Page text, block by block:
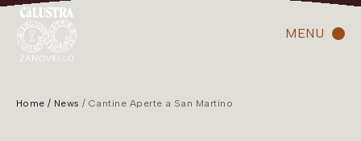
MENU
Home News Cantine Aperte a San Martino